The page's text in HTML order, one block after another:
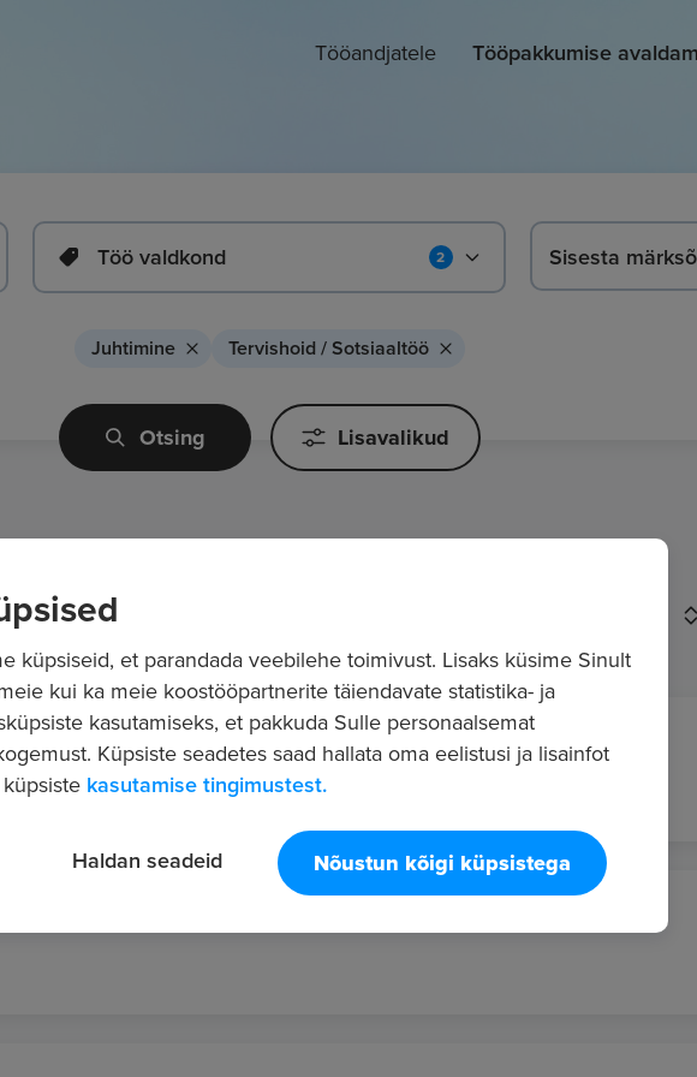
Tööandjatele Tööpakkumise
Töö valdkond 2
Juhtimine Tervishoid / Sotsiaaltöö
Otsing Lisavalikud
küpsiseid, et parandada veebilehe toimivust. Lisaks küsime Sinult
kui ka meie koostööpartnerite täiendavate statistika- ja
kasutamiseks, et pakkuda Sulle personaalsemat
Küpsiste seadetes saad hallata oma eelistusi ja lisainfot
kasutamise tingimustest.
Nõustun kõigi küpsistega
Haldan seadeid